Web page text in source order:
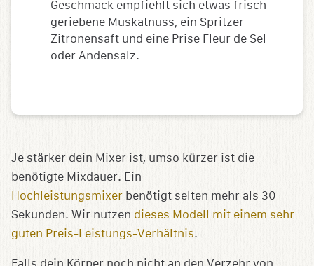
Geschmack empfiehlt sich etwas frisch
geriebene Muskatnuss, ein Spritzer
Zitronensaft und eine Prise Fleur de Sel
oder Andensalz.
Je stärker dein Mixer ist, umso kürzer ist die
benötigte Mixdauer. Ein
Hochleistungsmixer benötigt selten mehr als 30
Sekunden. Wir nutzen dieses Modell mit einem sehr
guten Preis-Leistungs-Verhältnis.